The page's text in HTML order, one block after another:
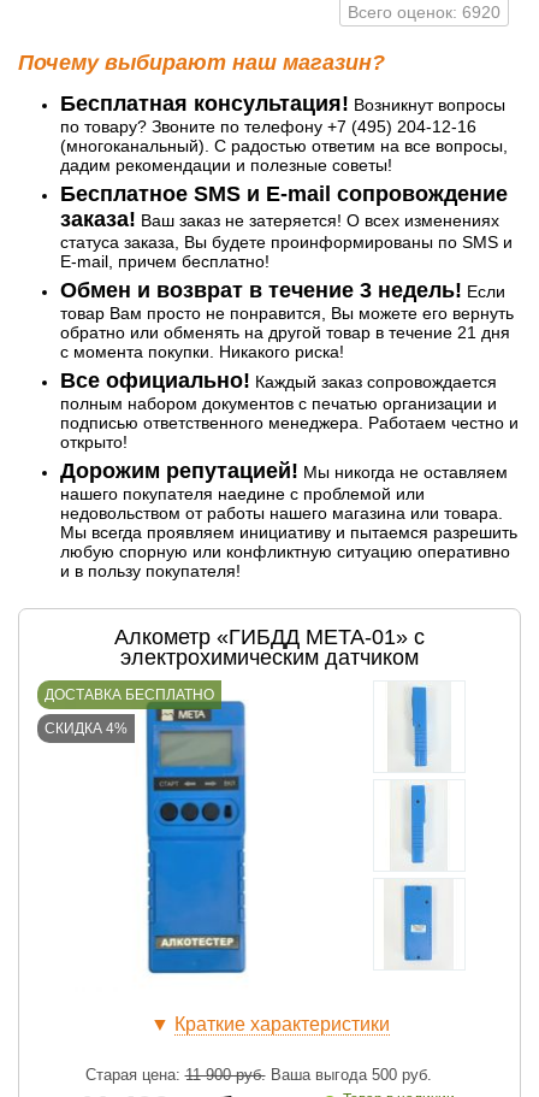
Всего оценок: 6920
Почему выбирают наш магазин?
Бесплатная консультация! Возникнут вопросы
по товару? Звоните по телефону +7 (495) 204-12-16
(многоканальный). С радостью ответим на все вопросы,
дадим рекомендации и полезные советы!
Бесплатное SMS и E-mail сопровождение
заказа! Ваш заказ не затеряется! О всех изменениях
статуса заказа, Вы будете проинформированы по SMS и
E-mail, причем бесплатно!
Обмен и возврат в течение 3 недель! Если
товар Вам просто не понравится, Вы можете его вернуть
обратно или обменять на другой товар в течение 21 дня
с момента покупки. Никакого риска!
Все официально! Каждый заказ сопровождается
полным набором документов с печатью организации и
подписью ответственного менеджера. Работаем честно и
открыто!
Дорожим репутацией! Мы никогда не оставляем
нашего покупателя наедине с проблемой или
недовольством от работы нашего магазина или товара.
Мы всегда проявляем инициативу и пытаемся разрешить
любую спорную или конфликтную ситуацию оперативно
и в пользу покупателя!
Алкометр «ГИБДД МЕТА-01» с
электрохимическим датчиком
ДОСТАВКА БЕСПЛАТНО
СКИДКА 4%
▼ Краткие характеристики
Старая цена:11 900руб. Ваша выгода500руб.